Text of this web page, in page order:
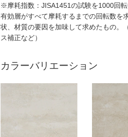
※摩耗指数：JISA1451の試験を1000回転
有効層がすべて摩耗するまでの回転数を
状、材質の要因を加味して求めたもの。
ス補正など）
カラーバリエーション